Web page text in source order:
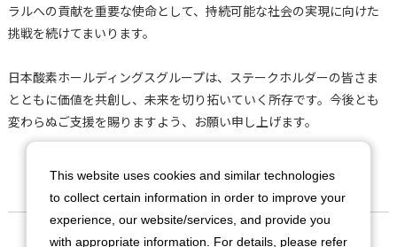
ラルへの貢献を重要な使命として、持続可能な社会の実現に向けた
挑戦を続けてまいります。
日本酸素ホールディングスグループは、ステークホルダーの皆さま
とともに価値を共創し、未来を切り拓いていく所存です。今後とも
変わらぬご支援を賜りますよう、お願い申し上げます。
会社情報
This website uses cookies and similar technologies
to collect certain information in order to improve your
experience, our website/services, and provide you
with appropriate information. For details, please refer